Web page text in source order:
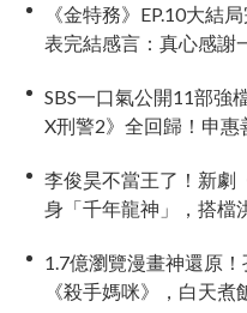
《金特務》EP.10大結
表完結感言：真心感謝
SBS一口氣公開11部強
X刑警2》全回歸！申惠
李俊昊不當王了！新劇
身「千年龍神」，搭檔
1.7億瀏覽漫畫神還原
《殺手媽咪》，白天煮